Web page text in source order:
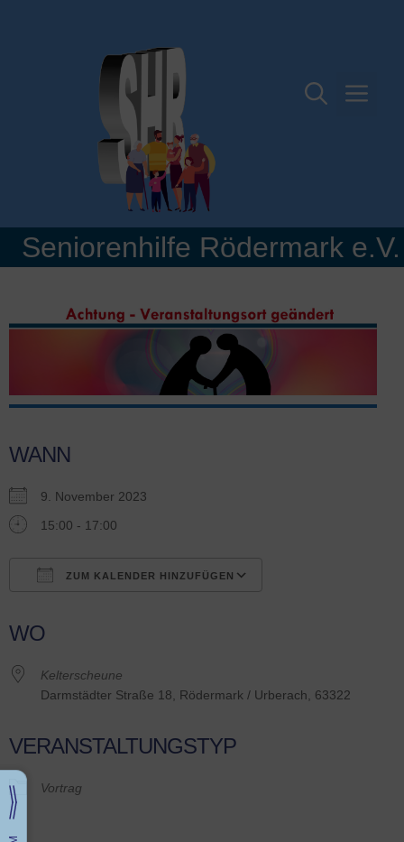
Seniorenhilfe Rödermark e.V.
WANN
9. November 2023
15:00 - 17:00
ZUM KALENDER HINZUFÜGEN
WO
Kelterscheune
Darmstädter Straße 18, Rödermark / Urberach, 63322
VERANSTALTUNGSTYP
Vortrag